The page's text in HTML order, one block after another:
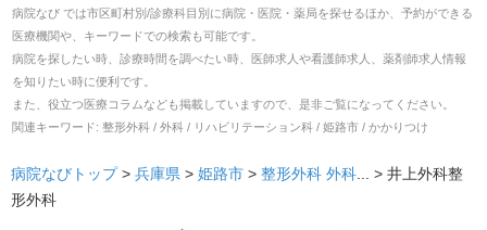
病院なび では市区町村別/診療科目別に病院・医院・薬局を探せるほか、予約ができる
医療機関や、キーワードでの検索も可能です。
病院を探したい時、診療時間を調べたい時、医師求人や看護師求人、薬剤師求人情報
を知りたい時に便利です。
また、役立つ医療コラムなども掲載していますので、是非ご覧になってください。
関連キーワード: 整形外科 / 外科 / リハビリテーション科 / 姫路市 / かかりつけ
病院なびトップ > 兵庫県 > 姫路市 > 整形外科 外科... > 井上外科整
形外科